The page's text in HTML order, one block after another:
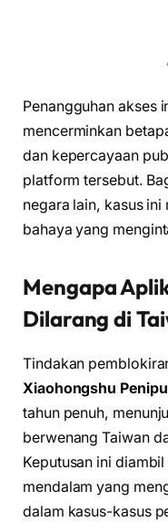
Penangguhan akses
mencerminkan
dan kepercayaan
platform tersebut.
negara lain, kasus
bahaya yang
Mengapa
Dilarang di
Tindakan
Xiaohongshu
tahun penuh,
berwenang Taiwan
Keputusan ini
mendalam yang
dalam kasus-kasus